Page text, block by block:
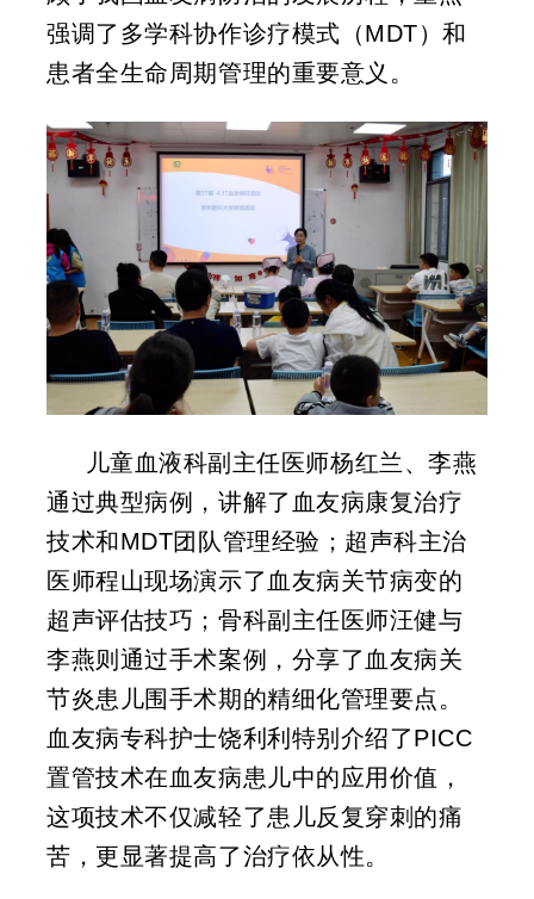
强调了多学科协作诊疗模式（MDT）和
患者全生命周期管理的重要意义。
儿童血液科副主任医师杨红兰、李燕
通过典型病例，讲解了血友病康复治疗
技术和MDT团队管理经验；超声科主治
医师程山现场演示了血友病关节病变的
超声评估技巧；骨科副主任医师汪健与
李燕则通过手术案例，分享了血友病关
节炎患儿围手术期的精细化管理要点。
血友病专科护士饶利利特别介绍了PICC
置管技术在血友病患儿中的应用价值，
这项技术不仅减轻了患儿反复穿刺的痛
苦，更显著提高了治疗依从性。